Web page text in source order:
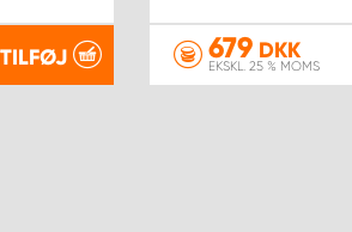
TILFØJ 679 DKK
EKSKL. 25 % MOMS